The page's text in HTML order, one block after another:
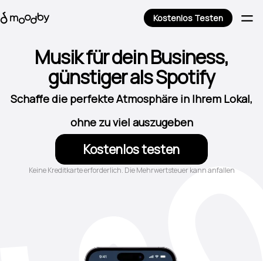
Kostenlos Testen
Musik für dein Business,
günstiger als Spotify
Schaffe die perfekte Atmosphäre in Ihrem Lokal,
ohne zu viel auszugeben
Kostenlos testen
Keine Kreditkarte erforderlich. Die Mehrwertsteuer kann anfallen